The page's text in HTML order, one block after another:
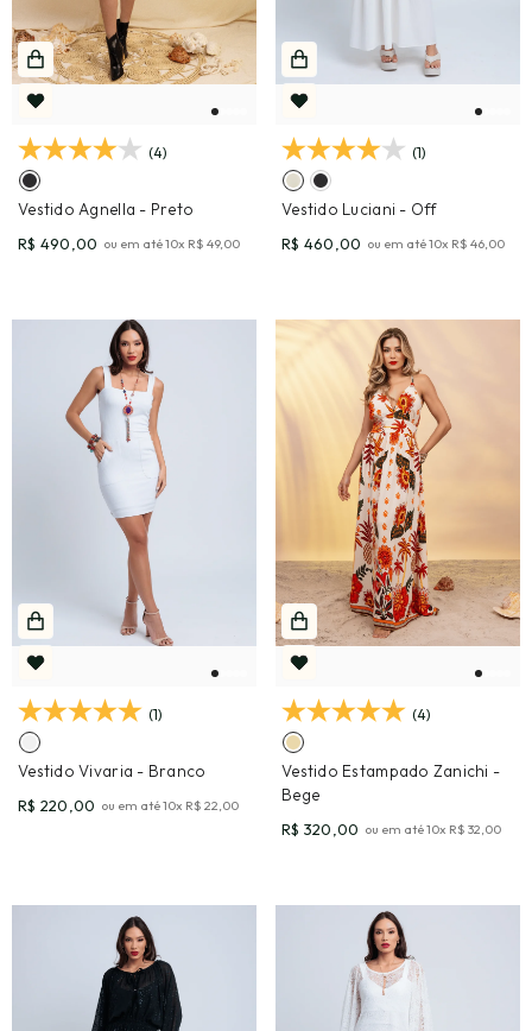
(4)
Vestido Agnella - Preto
R$ 490,00 ou em até10x R$ 49,00
(1)
Vestido Luciani - Off
R$ 460,00 ou em até10x R$ 46,00
(1)
Vestido Vivaria - Branco
R$ 220,00 ou em até10x R$ 22,00
(4)
Vestido Estampado Zanichi -
Bege
R$ 320,00 ou em até10x R$ 32,00